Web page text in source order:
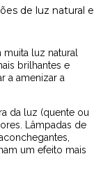
de luz natural e
luz natural
brilhantes e
a amenizar a
da luz (quente ou
Lâmpadas de
um efeito mais